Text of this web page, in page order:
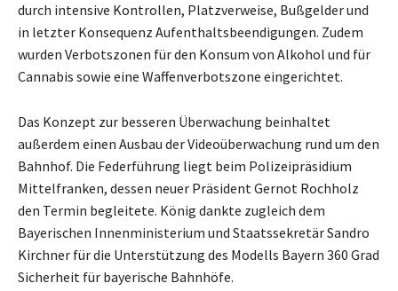
durch intensive Kontrollen, Platzverweise, Bußgelder und
in letzter Konsequenz Aufenthaltsbeendigungen. Zudem
wurden Verbotszonen für den Konsum von Alkohol und für
Cannabis sowie eine Waffenverbotszone eingerichtet.
Das Konzept zur besseren Überwachung beinhaltet
außerdem einen Ausbau der Videoüberwachung rund um den
Bahnhof. Die Federführung liegt beim Polizeipräsidium
Mittelfranken, dessen neuer Präsident Gernot Rochholz
den Termin begleitete. König dankte zugleich dem
Bayerischen Innenministerium und Staatssekretär Sandro
Kirchner für die Unterstützung des Modells Bayern 360 Grad
Sicherheit für bayerische Bahnhöfe.